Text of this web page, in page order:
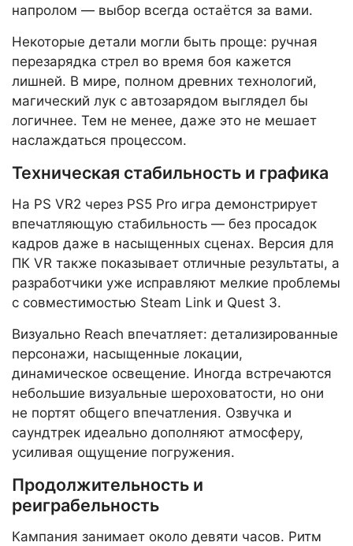
напролом — выбор всегда остаётся за вами.
Некоторые детали могли быть проще: ручная
перезарядка стрел во время боя кажется
лишней. В мире, полном древних технологий,
магический лук с автозарядом выглядел бы
логичнее. Тем не менее, даже это не мешает
наслаждаться процессом.
Техническая стабильность и графика
На PS VR2 через PS5 Pro игра демонстрирует
впечатляющую стабильность — без просадок
кадров даже в насыщенных сценах. Версия для
ПК VR также показывает отличные результаты, а
разработчики уже исправляют мелкие проблемы
с совместимостью Steam Link и Quest 3.
Визуально Reach впечатляет: детализированные
персонажи, насыщенные локации,
динамическое освещение. Иногда встречаются
небольшие визуальные шероховатости, но они
не портят общего впечатления. Озвучка и
саундтрек идеально дополняют атмосферу,
усиливая ощущение погружения.
Продолжительность и
реиграбельность
Кампания занимает около девяти часов. Ритм